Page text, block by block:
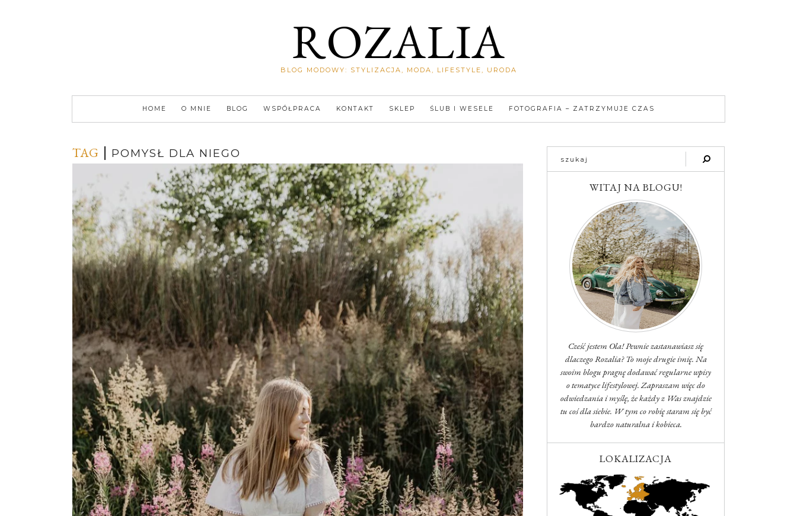
ROZALIA
BLOG MODOWY: STYLIZACJA, MODA, LIFESTYLE, URODA
HOME O MNIE BLOG WSPÓŁPRACA KONTAKT SKLEP ŚLUB I WESELE FOTOGRAFIA – ZATRZYMUJE CZAS
TAG POMYSŁ DLA NIEGO
WITAJ NA BLOGU!
Cześć jestem Ola! Pewnie zastanawiasz się
dlaczego Rozalia? To moje drugie imię. Na
swoim blogu pragnę dodawać regularne wpisy
o tematyce lifestylowej. Zapraszam więc do
odwiedzania i myślę, że każdy z Was znajdzie
tu coś dla siebie. W tym co robię staram się być
bardzo naturalna i kobieca.
LOKALIZACJA